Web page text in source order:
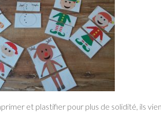
et plastifier pour plus de solidité, ils